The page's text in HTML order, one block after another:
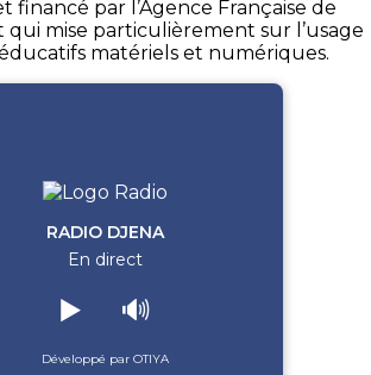
financé par l’Agence Française de
mise particulièrement sur l’usage
matériels et numériques.
RADIO DJENA
En direct
▶️ 🔊
Développé par OTIYA